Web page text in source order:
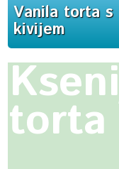
Vanila torta s
kivijem
torta